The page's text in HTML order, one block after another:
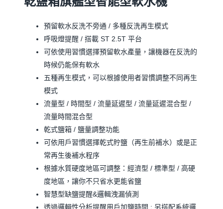
預留軟水反洗不旁通 / 多種反洗再生模式
呼吸燈提醒 / 搭載 ST 2.5T 平台
可依使用習慣選擇預留軟水產量，讓機器在反洗的
時候仍能保有軟水
五種再生模式，可以根據使用者習慣調整不同再生
模式
流量型 / 時間型 / 流量延遲型 / 流量延遲混合型 /
流量時間混合型
乾式鹽箱 / 鹽量調整功能
可依用戶習慣選擇乾式貯鹽（再生前補水）或是正
常再生後補水程序
根據水質硬度地區可調整：經濟型 / 標準型 / 高硬
度地區，讓你不只省水更能省鹽
智慧型缺鹽提醒&邏輯洩漏偵測
透過邏輯性分析提醒用戶加鹽時間 ; 另搭配系統邏